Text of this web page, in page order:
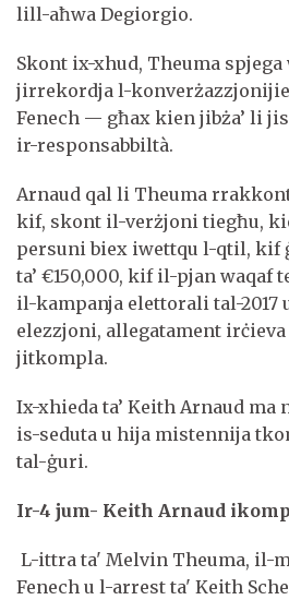
lill-aħwa Degiorgio.
Skont ix-xhud, Theuma
jirrekordja l-
Fenech — għax kien jibża’ li
ir-responsabbiltà.
Arnaud qal li Theuma
kif, skont il-verżjoni tiegħu,
persuni biex iwettqu l-qtil, kif
ta’ €150,000, kif il-pjan waqaf
il-kampanja elettorali tal-2017
elezzjoni, allegatament
jitkompla.
Ix-xhieda ta’ Keith Arnaud
is-seduta u hija mistennija
tal-ġuri.
Ir-4 jum- Keith Arnaud
L-ittra ta' Melvin Theuma, il-
Fenech u l-arrest ta' Keith